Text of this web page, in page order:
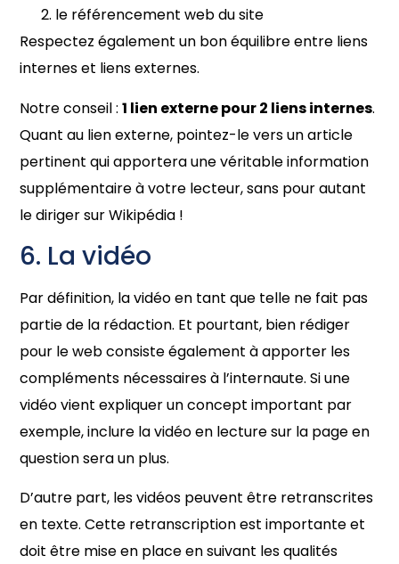
le référencement web du site
Respectez également un bon équilibre entre liens
internes et liens externes.
Notre conseil :1 lien externe pour 2 liens internes.
Quant au lien externe, pointez-le vers un article
pertinent qui apportera une véritable information
supplémentaire à votre lecteur, sans pour autant
le diriger sur Wikipédia !
6. La vidéo
Par définition, la vidéo en tant que telle ne fait pas
partie de la rédaction. Et pourtant, bien rédiger
pour le web consiste également à apporter les
compléments nécessaires à l’internaute. Si une
vidéo vient expliquer un concept important par
exemple, inclure la vidéo en lecture sur la page en
question sera un plus.
D’autre part, les vidéos peuvent être retranscrites
en texte. Cette retranscription est importante et
doit être mise en place en suivant les qualités